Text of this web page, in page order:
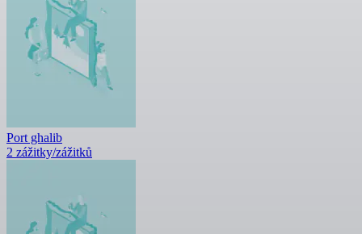
Port ghalib
2 zážitky/zážitků